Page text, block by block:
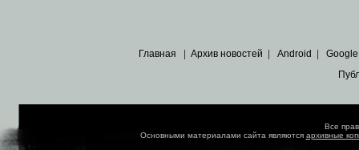
Главная Архив новостей Android Google
Все
Основными материалами сайта являются архивные